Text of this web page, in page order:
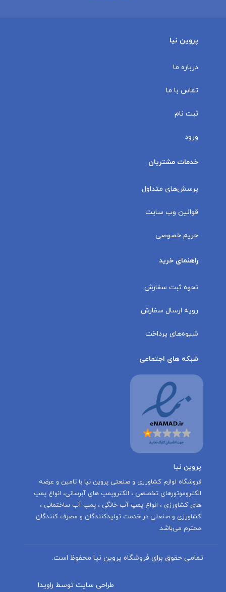
پروین نیا
درباره ما
تماس با ما
ثبت نام
ورود
خدمات مشتریان
پرسش‌های متداول
قوانین وب سایت
حریم خصوصی
راهنمای خرید
نحوه ثبت سفارش
رویه ارسال سفارش
شیوه‌های پرداخت
شبکه های اجتماعی
پروین نیا
‌فروشگاه لوازم کشاورزی و صنعتی پروین نیا با تامين و عرضه
الكتروموتورهاى تخصصى ، الكتروپمپ هاى آبرسانى، انواع پمپ
های کشاورزی ، انواع پمپ آب خانگی ، پمپ آب ساختمانی ،
کشاورزی و صنعتی در خدمت توليدكنندگان و مصرف كنندگان
محترم می‌باشد.
تمامی حقوق برای فروشگاه پروین نیا محفوظ است.
طراحی سایت توسط راویدا